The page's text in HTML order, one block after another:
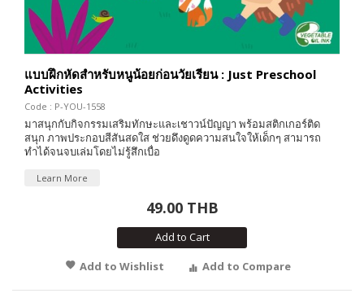
แบบฝึกหัดสำหรับหนูน้อยก่อนวัยเรียน : Just Preschool
Activities
Code : P-YOU-1558
มาสนุกกับกิจกรรมเสริมทักษะและเชาวน์ปัญญา พร้อมสติกเกอร์ติด
สนุก ภาพประกอบสีสันสดใส ช่วยดึงดูดความสนใจให้เด็กๆ สามารถ
ทำได้จนจบเล่มโดยไม่รู้สึกเบื่อ
Learn More
49.00 THB
Add to Cart
Add to Wishlist
Add to Compare